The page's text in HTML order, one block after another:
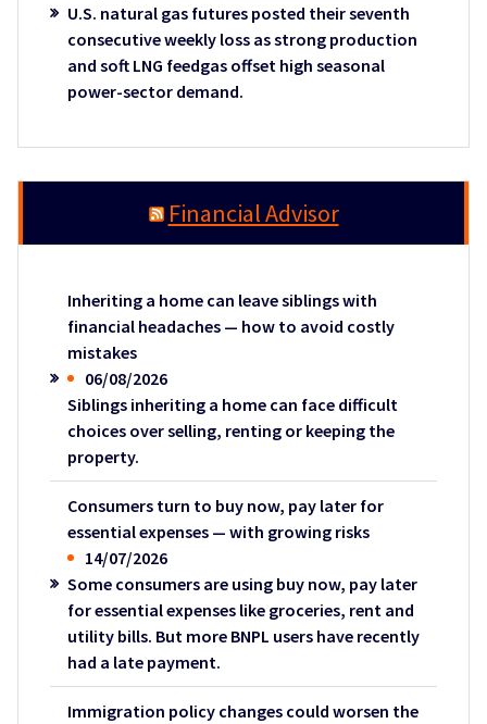
U.S. natural gas futures posted their seventh
consecutive weekly loss as strong production
and soft LNG feedgas offset high seasonal
power-sector demand.
Financial Advisor
Inheriting a home can leave siblings with
financial headaches — how to avoid costly
mistakes
06/08/2026
Siblings inheriting a home can face difficult
choices over selling, renting or keeping the
property.
Consumers turn to buy now, pay later for
essential expenses — with growing risks
14/07/2026
Some consumers are using buy now, pay later
for essential expenses like groceries, rent and
utility bills. But more BNPL users have recently
had a late payment.
Immigration policy changes could worsen the